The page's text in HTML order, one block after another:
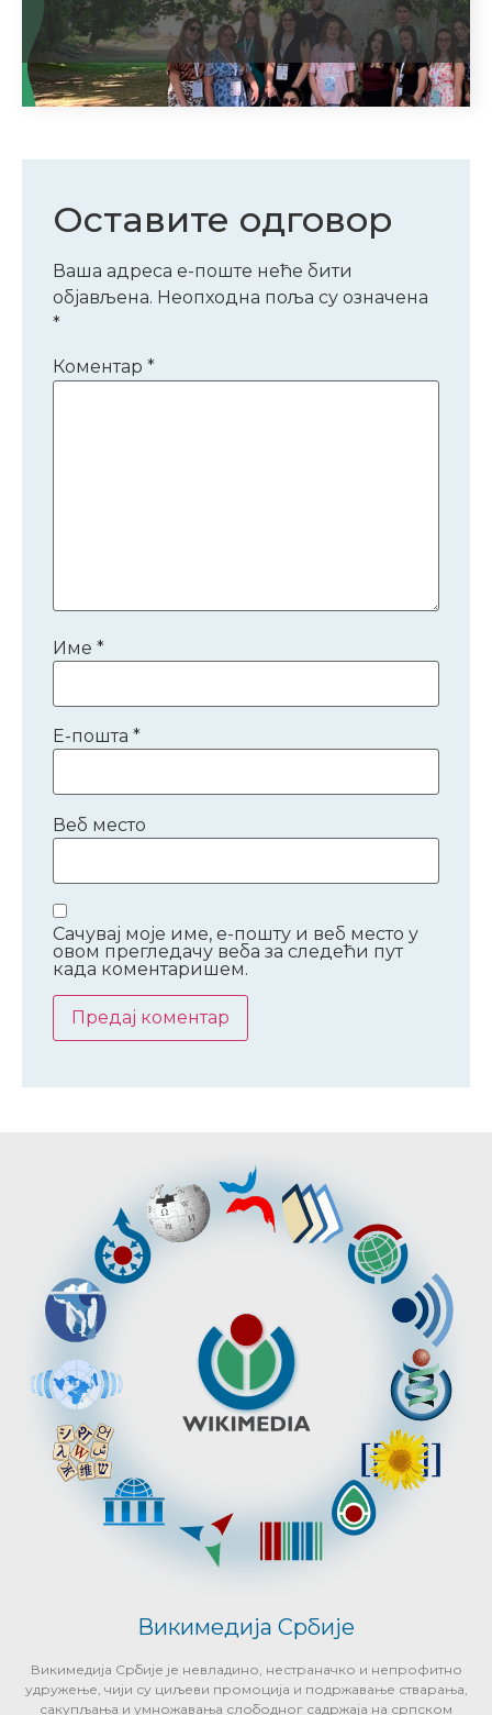
Оставите одговор
Ваша адреса е-поште неће бити
објављена. Неопходна поља су означена
*
Коментар *
Име *
Е-пошта *
Веб место
Сачувај моје име, е-пошту и веб место у
овом прегледачу веба за следећи пут
када коментаришем.
Викимедија Србије
Викимедија Србије је невладино, нестраначко и непрофитно
удружење, чији су циљеви промоција и подржавање стварања,
сакупљања и умножавања слободног садржаја на српском